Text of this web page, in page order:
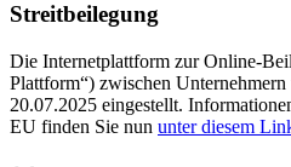
Streitbeilegung
Die Internetplattform zur Online-
Plattform“) zwischen
20.07.2025 eingestellt.
EU finden Sie nun unter diesem